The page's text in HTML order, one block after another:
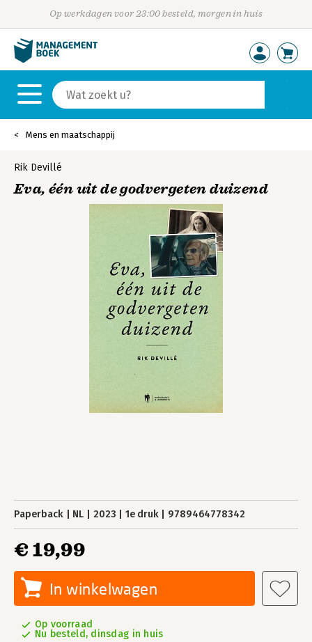
Op werkdagen voor 23:00 besteld, morgen in huis
Mens en maatschappij
Rik Devillé
Eva, één uit de godvergeten duizend
Paperback NL 2023 1e druk 9789464778342
€ 19,99
In winkelwagen
Op voorraad
Nu besteld, dinsdag in huis